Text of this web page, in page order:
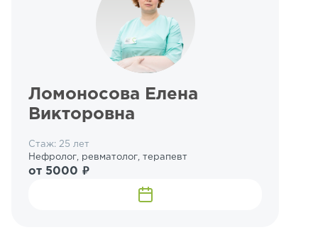
Ломоносова Елена
Викторовна
Стаж: 25 лет
Нефролог, ревматолог, терапевт
от 5000 ₽